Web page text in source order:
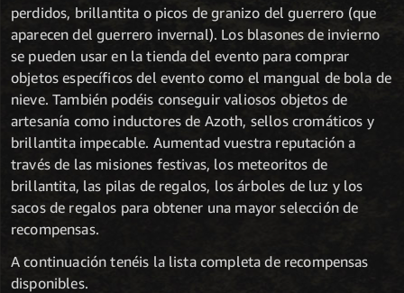
perdidos, brillantita o picos de granizo del guerrero (que
aparecen del guerrero invernal). Los blasones de invierno
se pueden usar en la tienda del evento para comprar
objetos específicos del evento como el mangual de bola de
nieve. También podéis conseguir valiosos objetos de
artesanía como inductores de Azoth, sellos cromáticos y
brillantita impecable. Aumentad vuestra reputación a
través de las misiones festivas, los meteoritos de
brillantita, las pilas de regalos, los árboles de luz y los
sacos de regalos para obtener una mayor selección de
recompensas.
A continuación tenéis la lista completa de recompensas
disponibles.